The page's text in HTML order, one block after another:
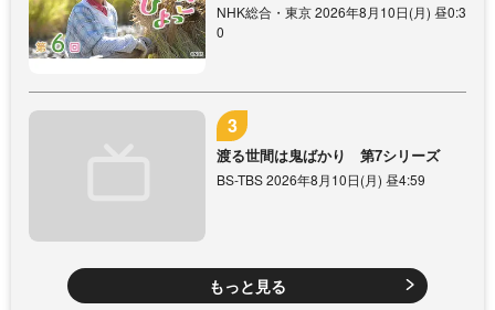
NHK総合・東京 2026年8月10日(月) 昼0:3
0
渡る世間は鬼ばかり 第7シリーズ
BS-TBS 2026年8月10日(月) 昼4:59
もっと見る